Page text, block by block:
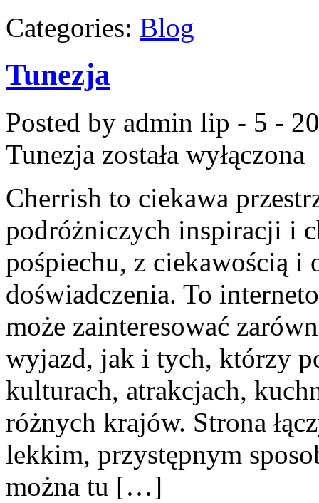
Categories: Blog
Tunezja
Posted by admin lip - 5 -
Tunezja została wyłączona
Cherrish to ciekawa
podróżniczych inspiracji i
pośpiechu, z ciekawością i
doświadczenia. To
może zainteresować
wyjazd, jak i tych, którzy
kulturach, atrakcjach,
różnych krajów. Strona
lekkim, przystępnym
można tu […]